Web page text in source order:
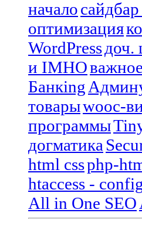
начало
оптимизация
WordPressдоч.
и IMHO
Банкing
товарыwooc-
программы
догматика
html cssphp-
htaccess -
All in One SEO